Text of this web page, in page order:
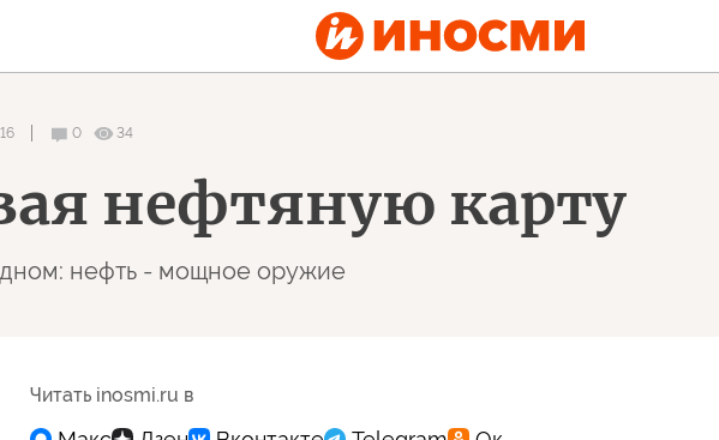
0 34
нефтяную карту
нефть - мощное оружие
Читать inosmi.ru в